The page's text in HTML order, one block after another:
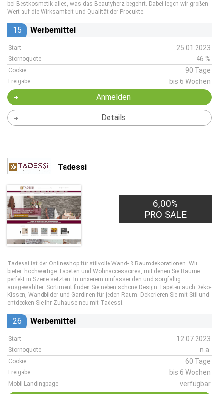
bei Bestkosmetik alles, was das Beautyherz begehrt. Dabei legen wir großen
Wert auf die Wirksamkeit und Qualität der Produkte.
15 Werbemittel
Start 25.01.2023
Stornoquote 46 %
Cookie 90 Tage
Freigabe bis 6 Wochen
Anmelden
Details
Tadessi
6,00%
PRO SALE
Tadessi ist der Onlineshop für stilvolle Wand- & Raumdekorationen. Wir
bieten hochwertige Tapeten und Wohnaccessoires, mit denen Sie Räume
perfekt in Szene setzten. In unserem umfassenden und sorgfältig
ausgewählten Sortiment finden Sie neben schöne Design Tapeten auch Deko-
Kissen, Wandbilder und Gardinen für jeden Raum. Dekorieren Sie mit Stil und
entdecken Sie Ihr Zuhause neu mit Tadessi.
26 Werbemittel
Start 12.07.2023
Stornoquote n.a.
Cookie 60 Tage
Freigabe bis 6 Wochen
Mobil-Landingpage verfügbar